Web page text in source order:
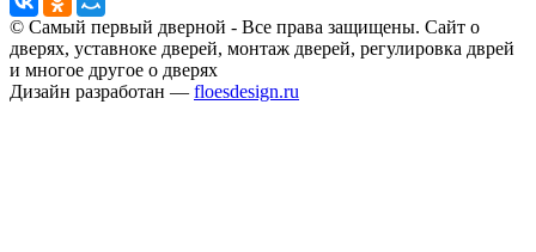
© Самый первый дверной - Все права защищены. Сайт о
дверях, уставноке дверей, монтаж дверей, регулировка дврей
и многое другое о дверях
Дизайн разработан — floesdesign.ru